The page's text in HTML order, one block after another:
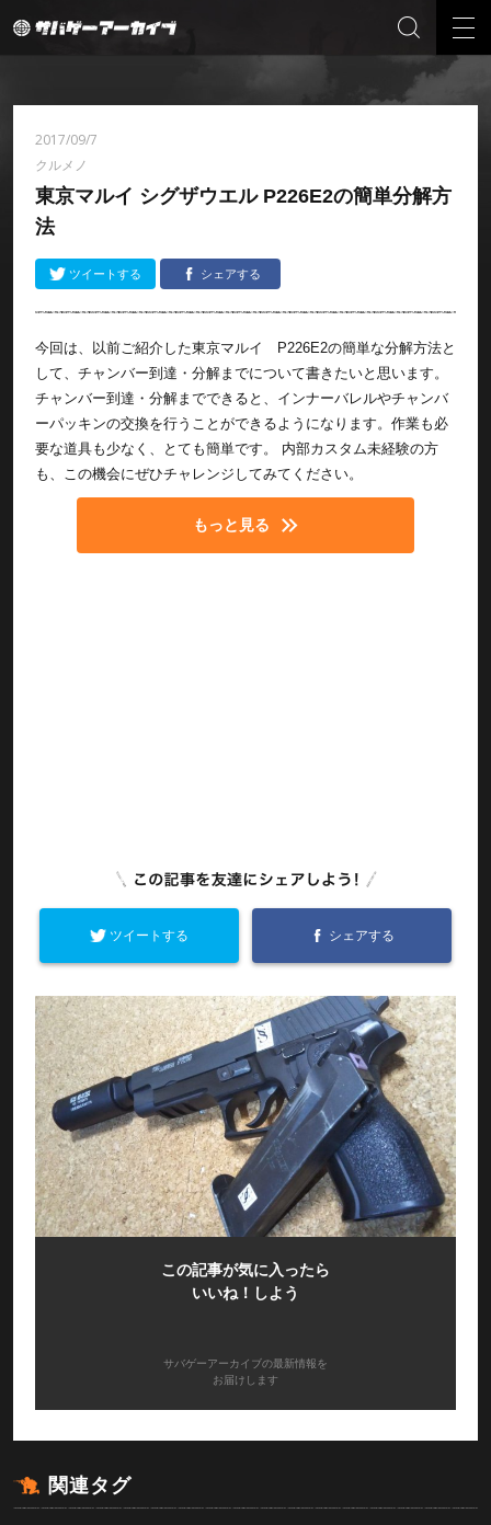
2017/09/7
クルメノ
東京マルイ シグザウエル P226E2の簡単分解方
法
ツイートする シェアする
今回は、以前ご紹介した東京マルイ P226E2の簡単な分解方法と
して、チャンバー到達・分解までについて書きたいと思います。
チャンバー到達・分解までできると、インナーバレルやチャンバ
ーパッキンの交換を行うことができるようになります。作業も必
要な道具も少なく、とても簡単です。 内部カスタム未経験の方
も、この機会にぜひチャレンジしてみてください。
もっと見る
ツイートする シェアする
この記事が気に入ったら
いいね！しよう
サバゲーアーカイブの最新情報を
お届けします
関連タグ